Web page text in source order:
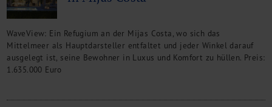
WaveView: Ein Refugium an der Mijas Costa, wo sich das
Mittelmeer als Hauptdarsteller entfaltet und jeder Winkel darauf
ausgelegt ist, seine Bewohner in Luxus und Komfort zu hüllen. Preis:
1.635.000 Euro